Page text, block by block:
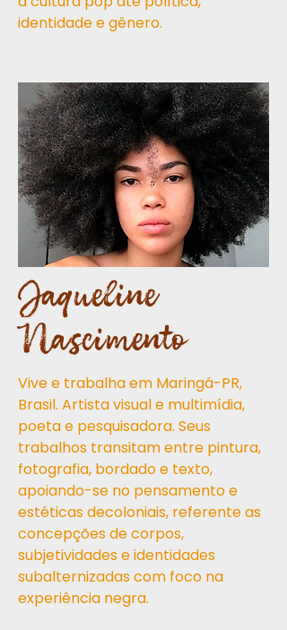
identidade e gênero.
Jaqueline
Nascimento
Vive e trabalha em Maringá-PR,
Brasil. Artista visual e multimídia,
poeta e pesquisadora. Seus
trabalhos transitam entre pintura,
fotografia, bordado e texto,
apoiando-se no pensamento e
estéticas decoloniais, referente as
concepções de corpos,
subjetividades e identidades
subalternizadas com foco na
experiência negra.